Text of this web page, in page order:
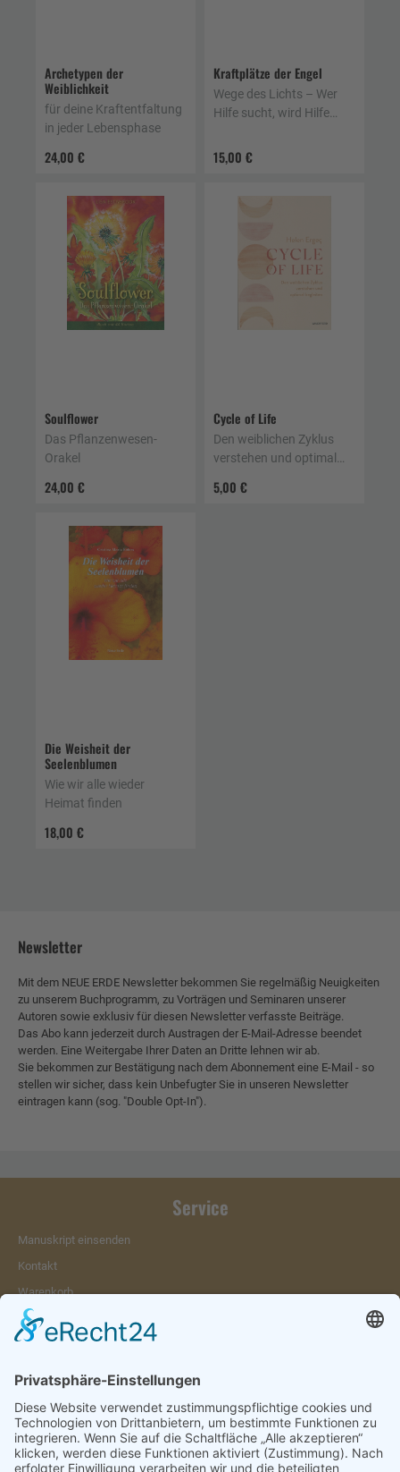
Archetypen der
Weiblichkeit
24,00 €
für deine Kraftentfaltung
in jeder Lebensphase
Kraftplätze der Engel
15,00 €
Wege des Lichts – Wer
Hilfe sucht, wird Hilfe
Soulflower
24,00 €
Das Pflanzenwesen-
Orakel
Cycle of Life
5,00 €
Den weiblichen Zyklus
verstehen und optimal
Die Weisheit der
Seelenblumen
18,00 €
Wie wir alle wieder
Heimat finden
Newsletter
Mit dem NEUE ERDE Newsletter bekommen Sie regelmäßig Neuigkeiten
zu unserem Buchprogramm, zu Vorträgen und Seminaren unserer
Autoren sowie exklusiv für diesen Newsletter verfasste Beiträge.
Das Abo kann jederzeit durch Austragen der E-Mail-Adresse beendet
werden. Eine Weitergabe Ihrer Daten an Dritte lehnen wir ab.
Sie bekommen zur Bestätigung nach dem Abonnement eine E-Mail - so
stellen wir sicher, dass kein Unbefugter Sie in unseren Newsletter
eintragen kann (sog. "Double Opt-In").
Service
Manuskript einsenden
Kontakt
Warenkorb
Konto
Merkzettel
Vertrag widerrufen